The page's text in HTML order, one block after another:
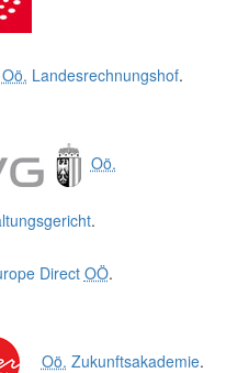
Oö. Landesrechnungshof.
Oö.
.
Direct OÖ.
Oö. Zukunftsakademie.